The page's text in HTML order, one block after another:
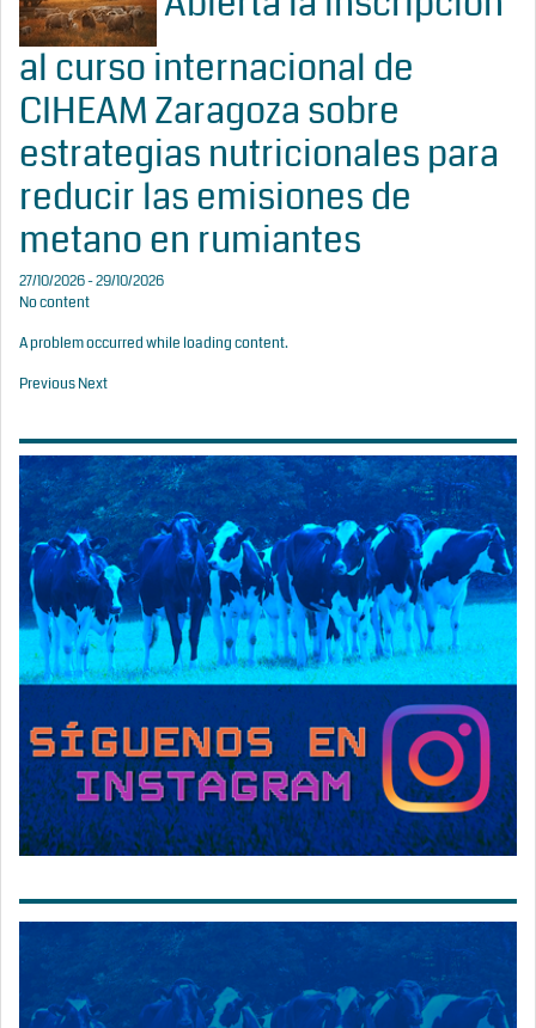
al curso internacional de
CIHEAM Zaragoza sobre
estrategias nutricionales para
reducir las emisiones de
metano en rumiantes
27/10/2026 - 29/10/2026
No content
A problem occurred while loading content.
PreviousNext